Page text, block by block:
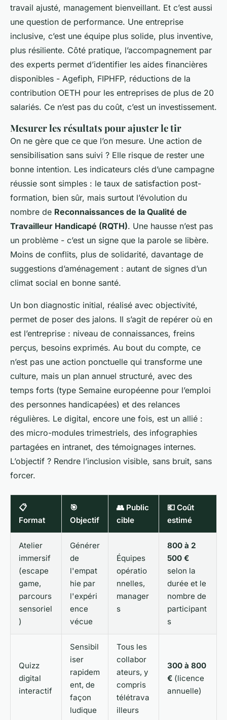
travail ajusté, management bienveillant. Et c’est aussi
une question de performance. Une entreprise
inclusive, c’est une équipe plus solide, plus inventive,
plus résiliente. Côté pratique, l’accompagnement par
des experts permet d’identifier les aides financières
disponibles - Agefiph, FIPHFP, réductions de la
contribution OETH pour les entreprises de plus de 20
salariés. Ce n’est pas du coût, c’est un investissement.
Mesurer les résultats pour ajuster le tir
On ne gère que ce que l’on mesure. Une action de
sensibilisation sans suivi ? Elle risque de rester une
bonne intention. Les indicateurs clés d’une campagne
réussie sont simples : le taux de satisfaction post-
formation, bien sûr, mais surtout l’évolution du
nombre de Reconnaissances de la Qualité de
Travailleur Handicapé (RQTH). Une hausse n’est pas
un problème - c’est un signe que la parole se libère.
Moins de conflits, plus de solidarité, davantage de
suggestions d’aménagement : autant de signes d’un
climat social en bonne santé.
Un bon diagnostic initial, réalisé avec objectivité,
permet de poser des jalons. Il s’agit de repérer où en
est l’entreprise : niveau de connaissances, freins
perçus, besoins exprimés. Au bout du compte, ce
n’est pas une action ponctuelle qui transforme une
culture, mais un plan annuel structuré, avec des
temps forts (type Semaine européenne pour l’emploi
des personnes handicapées) et des relances
régulières. Le digital, encore une fois, est un allié :
des micro-modules trimestriels, des infographies
partagées en intranet, des témoignages internes.
L’objectif ? Rendre l’inclusion visible, sans bruit, sans
forcer.
📋
Format
🎯
Objectif
👥 Public
cible
💶 Coût
estimé
Atelier
immersif
(escape
game,
parcours
sensoriel
)
Générer
de
l'empat
hie par
l'expéri
ence
vécue
Équipes
opératio
nnelles,
manager
s
800 à 2
500 €
selon la
durée et le
nombre de
participant
s
Quizz
digital
interactif
Sensibil
iser
rapidem
ent, de
façon
ludique
Tous les
collabor
ateurs, y
compris
télétrava
illeurs
300 à 800
€ (licence
annuelle)